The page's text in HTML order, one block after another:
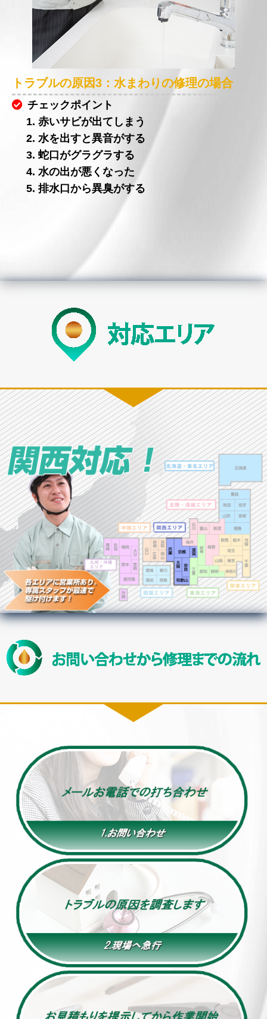
トラブルの原因3：水まわりの修理の場合
チェックポイント
1. 赤いサビが出てしまう
2. 水を出すと異音がする
3. 蛇口がグラグラする
4. 水の出が悪くなった
5. 排水口から異臭がする